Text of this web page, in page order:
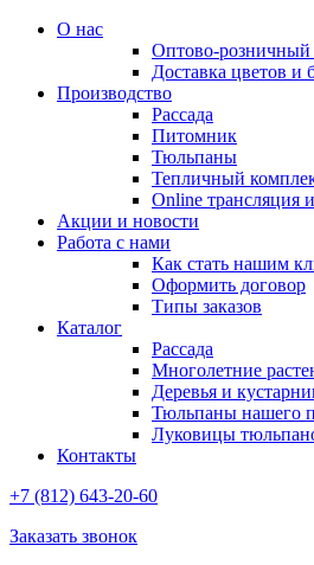
О нас
Оптово-розничный
Доставка цветов и
Производство
Рассада
Питомник
Тюльпаны
Тепличный
Online трансляция
Акции и новости
Работа с нами
Как стать нашим
Оформить договор
Типы заказов
Каталог
Рассада
Многолетние
Деревья и
Тюльпаны нашего
Луковицы
Контакты
+7 (812) 643-20-60
Заказать звонок